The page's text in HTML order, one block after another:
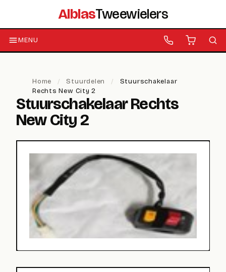
AlblasTweewielers
MENU
Home / Stuurdelen /
Stuurschakelaar
Rechts New City 2
Stuurschakelaar Rechts
New City 2